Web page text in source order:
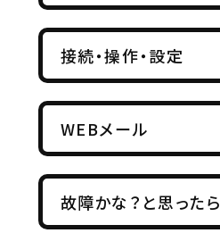
接続・操作・設定
WEBメール
故障かな？と思ったら